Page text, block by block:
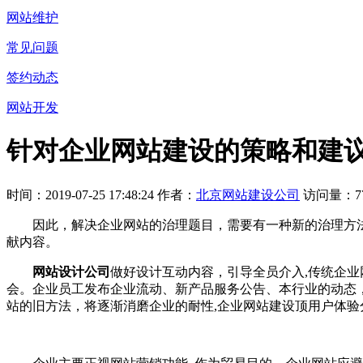
网站维护
常见问题
签约动态
网站开发
针对企业网站建设的策略和建
时间：2019-07-25 17:48:24 作者： 北京网站建设公司 访问量：
因此，解决企业网站的治理题目，需要有一种新的治理方
献内容。
网站设计公司 做好设计互动内容，引导全员介入,传统企
会。企业员工发布企业流动、新产品服务公告、本行业的动
站的旧方法，将逐渐消磨企业的耐性,企业网站建设顶用户体